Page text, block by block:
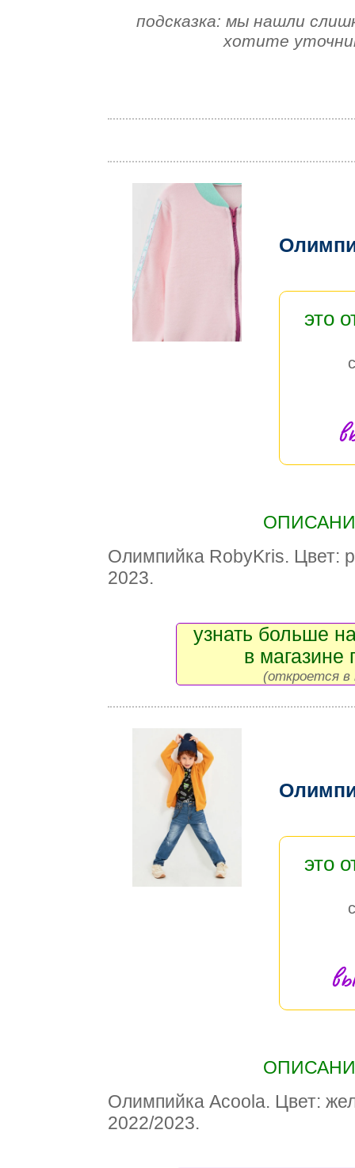
подсказка: мы нашли
хотите
это
Олимпийка RobyKris. Цвет:
2023.
узнать больше
в магазине
(откроется в
это
Олимпийка Acoola. Цвет:
2022/2023.